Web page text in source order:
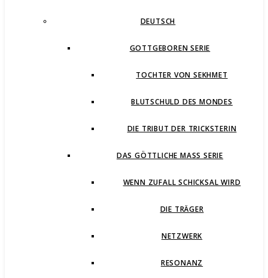
DEUTSCH
GOTTGEBOREN SERIE
TOCHTER VON SEKHMET
BLUTSCHULD DES MONDES
DIE TRIBUT DER TRICKSTERIN
DAS GÖTTLICHE MASS SERIE
WENN ZUFALL SCHICKSAL WIRD
DIE TRÄGER
NETZWERK
RESONANZ